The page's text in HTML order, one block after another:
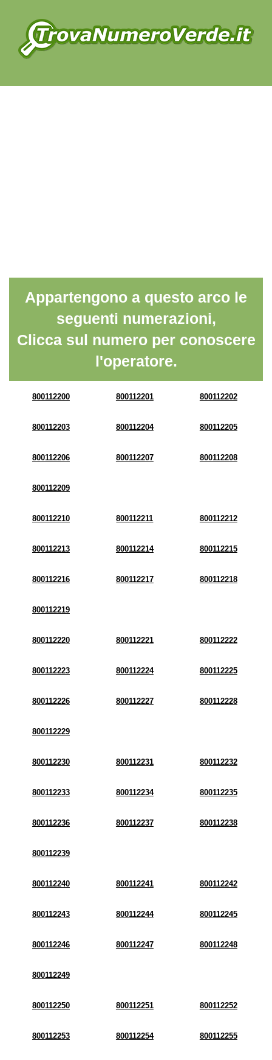
Appartengono a questo arco le
seguenti numerazioni,
Clicca sul numero per conoscere
l'operatore.
800112200 800112201 800112202
800112203 800112204 800112205
800112206 800112207 800112208
800112209
800112210 800112211 800112212
800112213 800112214 800112215
800112216 800112217 800112218
800112219
800112220 800112221 800112222
800112223 800112224 800112225
800112226 800112227 800112228
800112229
800112230 800112231 800112232
800112233 800112234 800112235
800112236 800112237 800112238
800112239
800112240 800112241 800112242
800112243 800112244 800112245
800112246 800112247 800112248
800112249
800112250 800112251 800112252
800112253 800112254 800112255